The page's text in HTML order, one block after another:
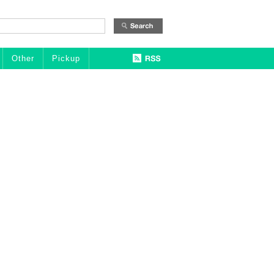
Other Pickup